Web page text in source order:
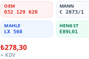
OEM
032 129 620
MANN
C 2873/1
MAHLE
LX 568
HENGST
E89L01
₺278,30
+ KDV